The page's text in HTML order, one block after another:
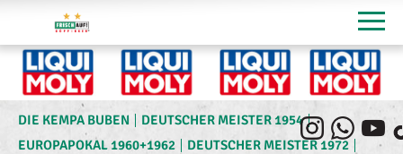
DIE KEMPA BUBEN
DEUTSCHER MEISTER 1954
EUROPAPOKAL 1960+1962
DEUTSCHER MEISTER 1972